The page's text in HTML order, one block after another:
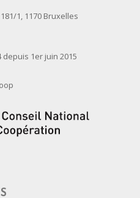
1, 1170 Bruxelles
depuis 1er juin 2015